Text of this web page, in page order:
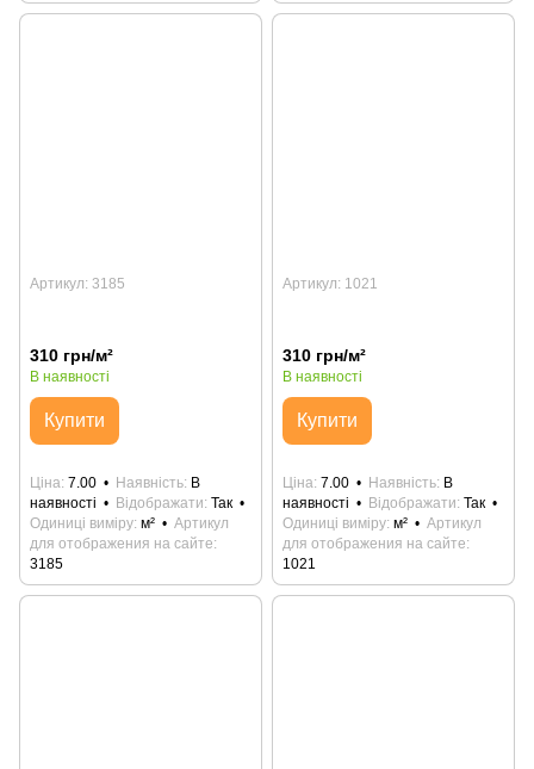
Артикул: 3185
310 грн/м²
В наявності
Купити
Ціна 7.00 Наявність В
наявності
Відображати Так
Одиниці виміру м²
Артикул
для отображения на сайте
3185
Артикул: 1021
310 грн/м²
В наявності
Купити
Ціна 7.00 Наявність В
наявності
Відображати Так
Одиниці виміру м²
Артикул
для отображения на сайте
1021